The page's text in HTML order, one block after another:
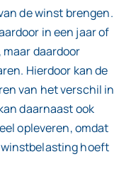
de winst brengen.
in een jaar of
daardoor
Hierdoor kan de
van het verschil in
daarnaast ook
opleveren, omdat
hoeft